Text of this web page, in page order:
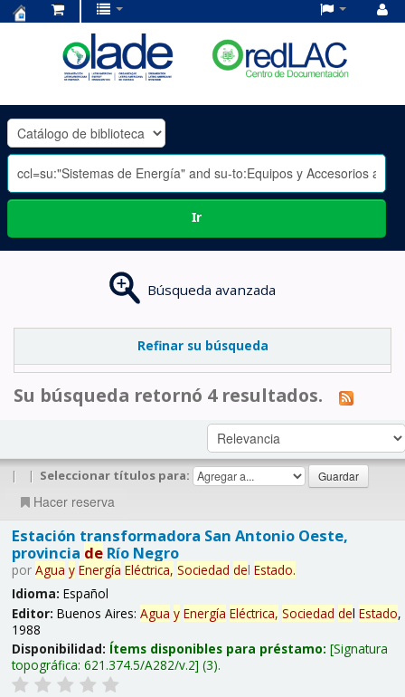
OLADE
-
Ir
Búsqueda avanzada
Refinar su búsqueda
Su búsqueda retornó 4 resultados.
| | Seleccionar títulos para:
Hacer reserva
Estación transformadora San Antonio Oeste,
provincia deRío Negro
por Agua y Energía Eléctrica, Sociedad del Estado.
Idioma: Español
Editor: Buenos Aires: Agua y Energía Eléctrica, Sociedad del Estado,
1988
Disponibilidad: Ítems disponibles para préstamo: Signatura
topográfica: 621.374.5/A282/v.2 (3).